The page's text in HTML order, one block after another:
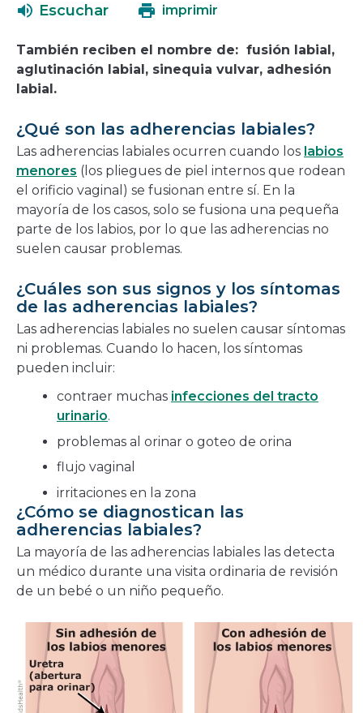
en
nueva
ventana
Escuchar imprimir
También reciben el nombre de: fusión labial,
aglutinación labial, sinequia vulvar, adhesión
labial.
¿Qué son las adherencias labiales?
Las adherencias labiales ocurren cuando los labios
menores (los pliegues de piel internos que rodean
el orificio vaginal) se fusionan entre sí. En la
mayoría de los casos, solo se fusiona una pequeña
parte de los labios, por lo que las adherencias no
suelen causar problemas.
¿Cuáles son sus signos y los síntomas
de las adherencias labiales?
Las adherencias labiales no suelen causar síntomas
ni problemas. Cuando lo hacen, los síntomas
pueden incluir:
contraer muchas infecciones del tracto
urinario.
problemas al orinar o goteo de orina
flujo vaginal
irritaciones en la zona
¿Cómo se diagnostican las
adherencias labiales?
La mayoría de las adherencias labiales las detecta
un médico durante una visita ordinaria de revisión
de un bebé o un niño pequeño.